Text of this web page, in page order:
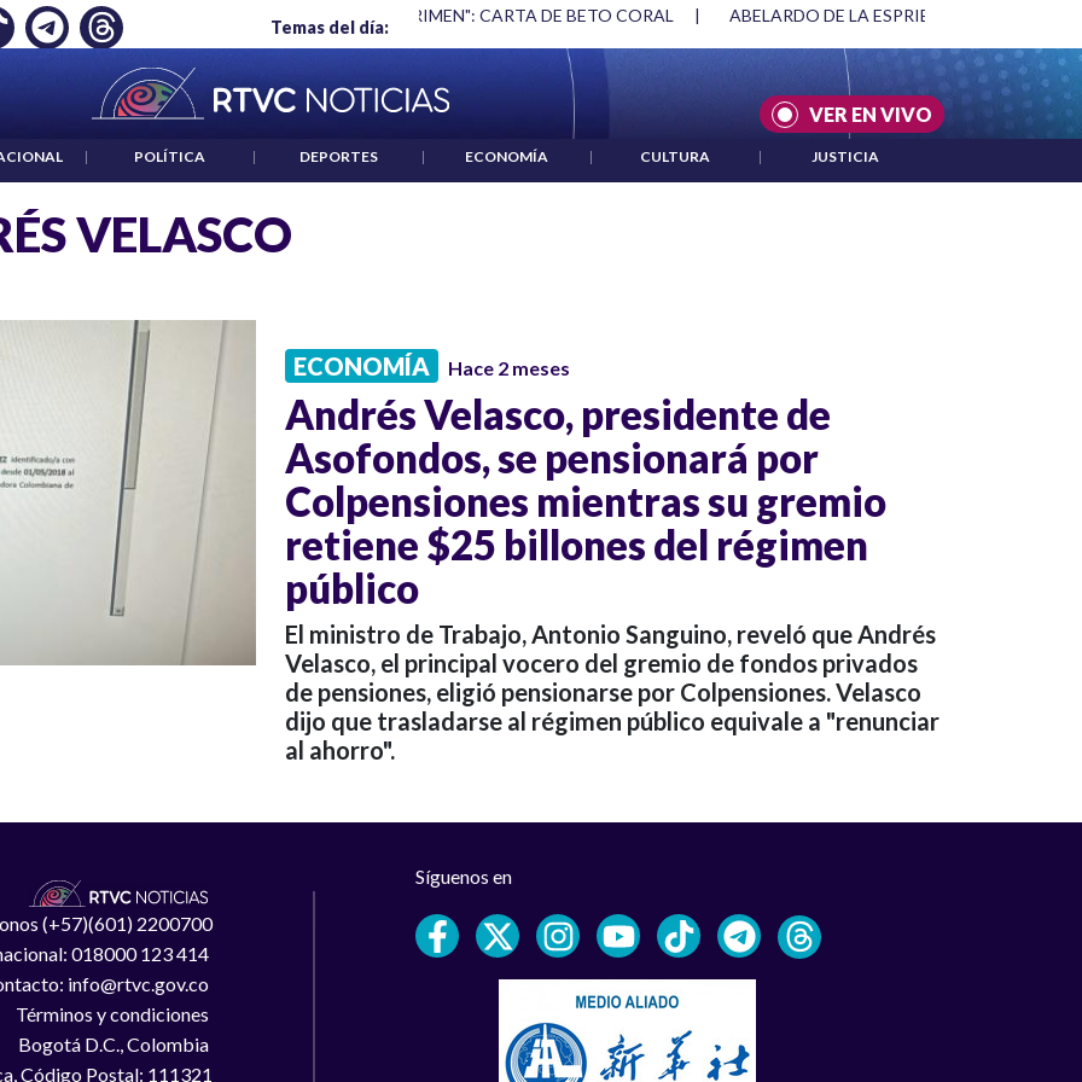
Temas del día:
EMPLEO: JP MORGAN "HABLAR NO ES UN CRIMEN": CARTA DE BETO CORAL | ABELARDO DE LA ESPRIELLA Y DMG
VER EN VIVO
| POLÍTICA | DEPORTES | ECONOMÍA | CULTURA | JUSTICIA
VELASCO
ECONOMÍA Hace 2 meses
Andrés Velasco, presidente de
Asofondos, se pensionará por
Colpensiones mientras su gremio
retiene $25 billones del régimen
público
El ministro de Trabajo, Antonio Sanguino, reveló que Andrés
Velasco, el principal vocero del gremio de fondos privados
de pensiones, eligió pensionarse por Colpensiones. Velasco
dijo que trasladarse al régimen público equivale a "renunciar
al ahorro".
(+57)(601) 2200700
018000 123 414
info@rtvc.gov.co
Términos y condiciones
Bogotá D.C., Colombia
Código Postal: 111321
Síguenos en